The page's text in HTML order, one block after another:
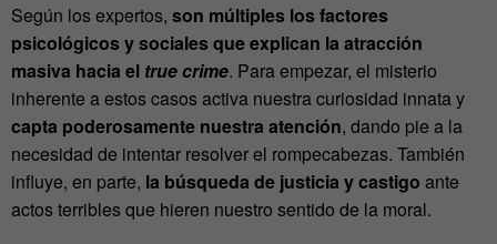
Según los expertos, son múltiples los factores
psicológicos y sociales que explican la atracción
masiva hacia el true crime. Para empezar, el misterio
inherente a estos casos activa nuestra curiosidad innata y
capta poderosamente nuestra atención, dando pie a la
necesidad de intentar resolver el rompecabezas. También
influye, en parte, la búsqueda de justicia y castigo ante
actos terribles que hieren nuestro sentido de la moral.